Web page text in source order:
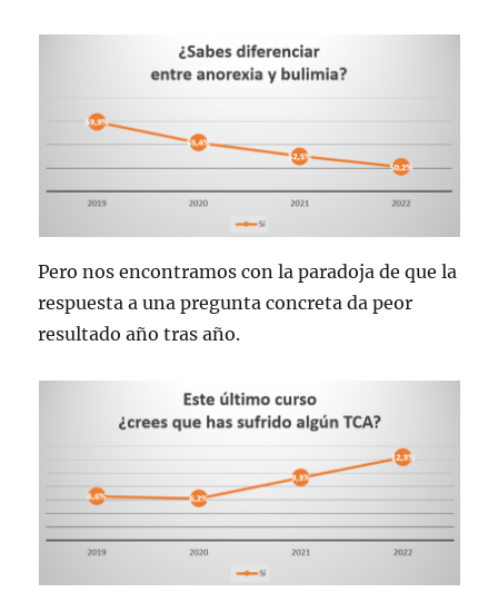
Pero nos encontramos con la paradoja de que la
respuesta a una pregunta concreta da peor
resultado año tras año.